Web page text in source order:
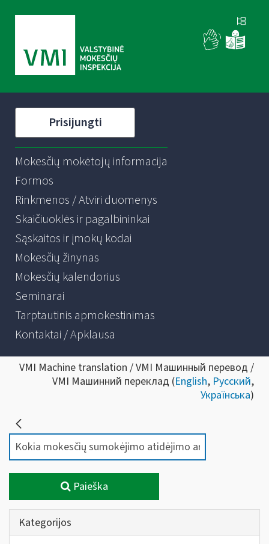
Prisijungti
Mokesčių mokėtojų informacija
Formos
Rinkmenos / Atviri duomenys
Skaičiuoklės ir pagalbininkai
Sąskaitos ir įmokų kodai
Mokesčių žinynas
Mokesčių kalendorius
Seminarai
Tarptautinis apmokestinimas
Kontaktai / Apklausa
VMI Machine translation / VMI Машинный перевод /
VMI Машинний переклад (English, Русский,
Українська)
Paieška
Kategorijos